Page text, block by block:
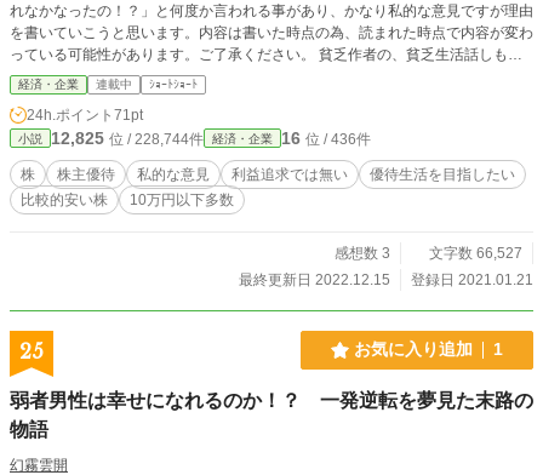
れなかなったの！？」と何度か言われる事があり、かなり私的な意見ですが理由
を書いていこうと思います。内容は書いた時点の為、読まれた時点で内容が変わ
っている可能性があります。ご了承ください。 貧乏作者の、貧乏生活話しもた
まに入ります。興味の無い方は飛ばして下さい。でも、こんな人いるんだね〜と
笑い飛ばしてくれてもいいかも。
経済・企業 連載中 ｼｮｰﾄｼｮｰﾄ
24h.ポイント 71pt
小説 12,825 位 / 228,744件 経済・企業 16 位 / 436件
株 株主優待 私的な意見 利益追求では無い
優待生活を目指したい
比較的安い株
10万円以下多数
感想数 3
文字数 66,527
最終更新日 2022.12.15
登録日 2021.01.21
25 お気に入り追加 1
弱者男性は幸せになれるのか！？ 一発逆転を夢見た末路の
物語
幻霧雲開